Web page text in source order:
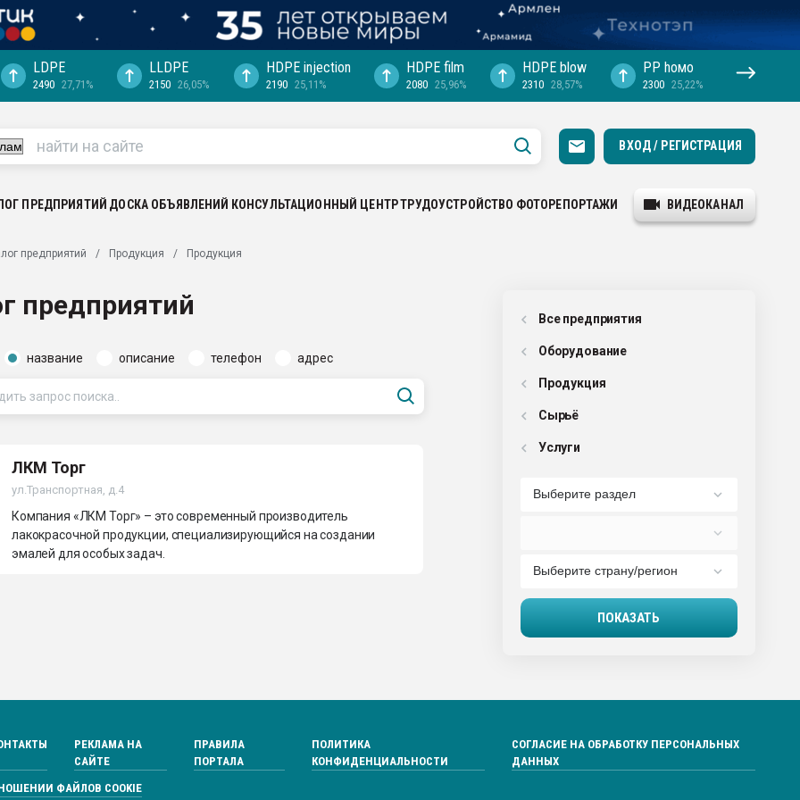
с.-в.
выходит на
ПЭТ
LDPE
2490 27,71%
LLDPE
2150 26,05%
HDPE injection
2190 25,11%
HDPE film
2080 25,96%
HDPE blow
2310 28,57%
PP hомо
2300 25,22%
ВХОД / РЕГИСТРАЦИЯ
ПРЕДПРИЯТИЙ ДОСКА ОБЪЯВЛЕНИЙ КОНСУЛЬТАЦИОННЫЙ ЦЕНТРТРУДОУСТРОЙСТВО ФОТОРЕПОРТАЖИ ВИДЕОКАНАЛ
предприятий Продукция Продукция
предприятий
название описание телефон адрес
ЛКМ Торг
ул.Транспортная, д.4
Компания «ЛКМ Торг» – это современный производитель
лакокрасочной продукции, специализирующийся на создании
эмалей для особых задач.
Все предприятия
Оборудованиe
Продукция
Сырьё
Услуги
РЕКЛАМА НА
САЙТЕ
ПРАВИЛА
ПОРТАЛА
ПОЛИТИКА
КОНФИДЕНЦИАЛЬНОСТИ
СОГЛАСИЕ НА ОБРАБОТКУ ПЕРСОНАЛЬНЫХ
ДАННЫХ
ФАЙЛОВ COOKIE